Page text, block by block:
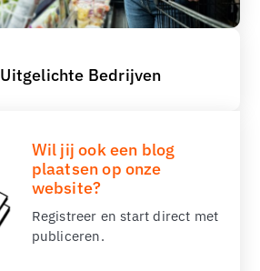
Uitgelichte Bedrijven
Wil jij ook een blog
plaatsen op onze
website?
Registreer en start direct met
publiceren.